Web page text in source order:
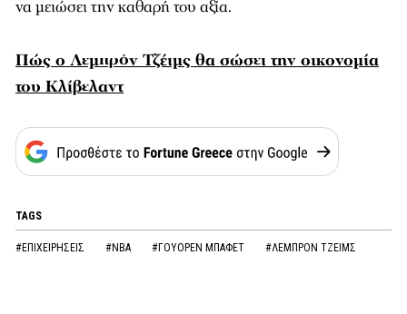
να μειώσει την καθαρή του αξία.
Πώς ο Λεμπρόν Τζέιμς θα σώσει την οικονομία
του Κλίβελαντ
TAGS
#ΕΠΙΧΕΙΡΗΣΕΙΣ #NBA #ΓΟΥΟΡΕΝ ΜΠΑΦΕΤ #ΛΕΜΠΡΟΝ ΤΖΕΙΜΣ